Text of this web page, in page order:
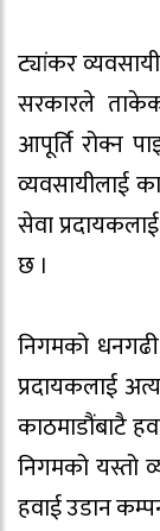
ट्यांकर
सरकारले
आपूर्ति रोक्न
व्यवसायीलाई
सेवा
छ ।
निगमको
प्रदायकलाई
काठमाडौंबाटै
निगमको यस्तो
हवाई उडान